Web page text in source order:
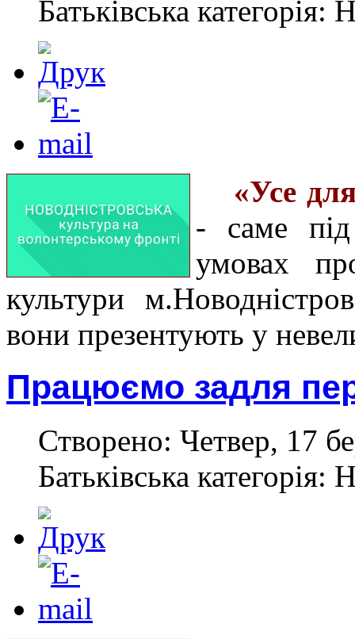
Батьківська категорія:
«Усе
- саме
умовах
культури
вони презентують у
Працюємо задля
Створено: Четвер, 17
Батьківська категорія: